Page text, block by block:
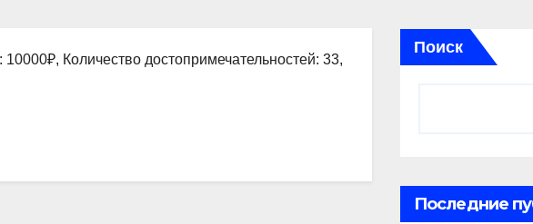
Количество достопримечательностей: 33,
Поиск
Последние